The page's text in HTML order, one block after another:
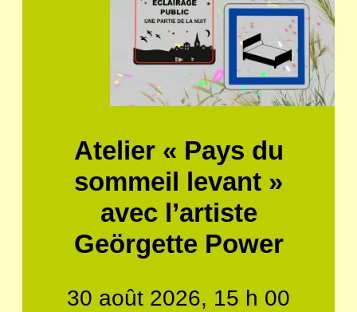
Atelier « Pays du
sommeil levant »
avec l’artiste
Geörgette Power
30 août 2026, 15 h 00